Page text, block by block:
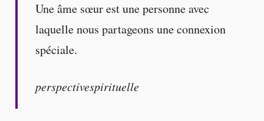
Une âme sœur est une personne avec
laquelle nous partageons une connexion
spéciale.
perspectivespirituelle